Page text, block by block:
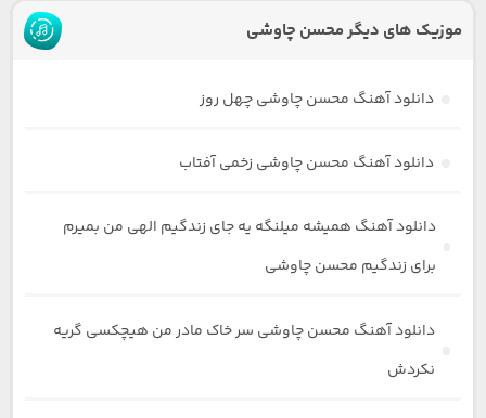
موزیک های دیگر محسن چاوشی
دانلود آهنگ محسن چاوشی چهل روز
دانلود آهنگ محسن چاوشی زخمی آفتاب
دانلود آهنگ همیشه میلنگه یه جای زندگیم الهی من بمیرم
برای زندگیم محسن چاوشی
دانلود آهنگ محسن چاوشی سر خاک مادر من هیچکسی گریه
نکردش